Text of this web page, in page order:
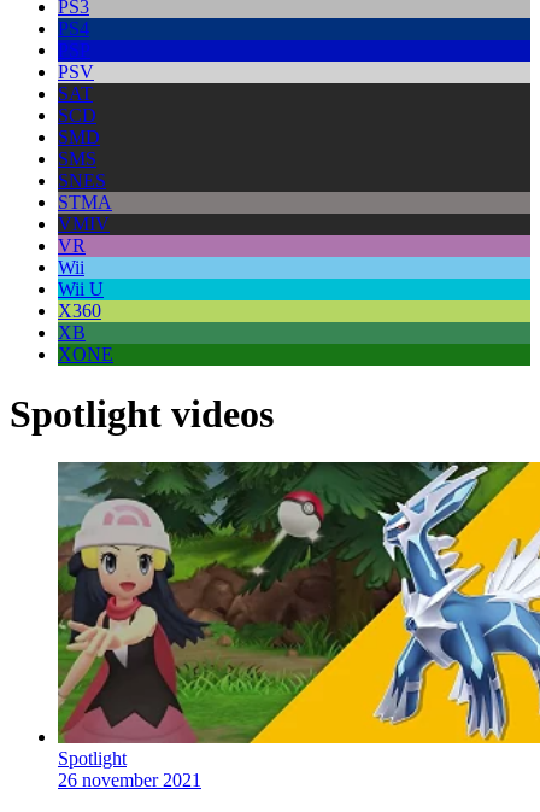
PS3
PS4
PSP
PSV
SAT
SCD
SMD
SMS
SNES
STMA
VMIV
VR
Wii
Wii U
X360
XB
XONE
Spotlight videos
Spotlight
26 november 2021